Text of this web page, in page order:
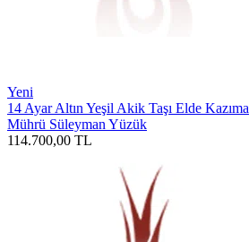
Yeni
14 Ayar Altın Yeşil Akik Taşı Elde Kazıma
Mührü Süleyman Yüzük
114.700,00 TL